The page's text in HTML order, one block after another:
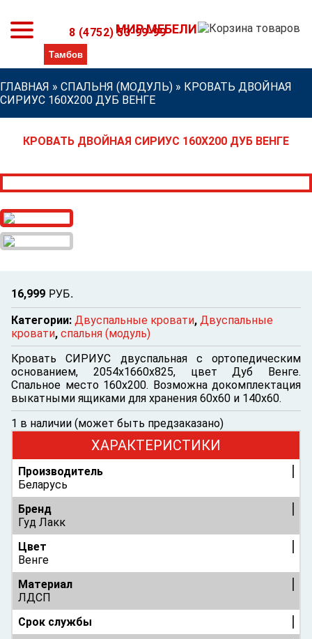
МИР МЕБЕЛИ
8 (4752) 53-99-99
ГЛАВНАЯ » СПАЛЬНЯ (МОДУЛЬ) » КРОВАТЬ ДВОЙНАЯ
СИРИУС 160Х200 ДУБ ВЕНГЕ
КРОВАТЬ ДВОЙНАЯ СИРИУС 160Х200 ДУБ ВЕНГЕ
16,999 РУБ.
Категории: Двуспальные кровати, Двуспальные
кровати, спальня (модуль)
Кровать СИРИУС двуспальная с ортопедическим
основанием, 2054х1660х825, цвет Дуб Венге.
Спальное место 160х200. Возможна докомплектация
выкатными ящиками для хранения 60х60 и 140х60.
1 в наличии (может быть предзаказано)
ХАРАКТЕРИСТИКИ
Производитель
Беларусь
Бренд
Гуд Лакк
Цвет
Венге
Материал
ЛДСП
Срок службы